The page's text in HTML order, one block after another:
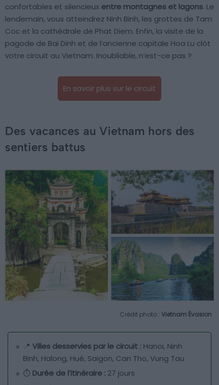
confortables et silencieux entre montagnes et lagons. Le
lendemain, vous atteindrez Ninh Binh, les grottes de Tam
Coc et la cathédrale de Phat Diem. Enfin, la visite de la
pagode de Bai Dinh et de l’ancienne capitale Hoa Lu clôt
votre circuit au Vietnam. Inoubliable, n’est-ce pas ?
En savoir plus sur le circuit
Des vacances au Vietnam hors des
sentiers battus
Crédit photo : Vietnam Évasion
📍 Villes desservies par le circuit : Hanoi, Ninh
Binh, Halong, Hué, Saigon, Can Tho, Vung Tau
⏱ Durée de l’itinéraire : 27 jours